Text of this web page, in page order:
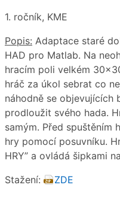
1. ročník, KME
Popis: Adaptace staré
HAD pro Matlab. Na
hracím poli velkém
hráč za úkol sebrat co
náhodně se objevujících
prodloužit svého hada.
samým. Před spuštěním
hry pomocí posuvníku.
HRY” a ovládá šipkami
Stažení:
ZDE